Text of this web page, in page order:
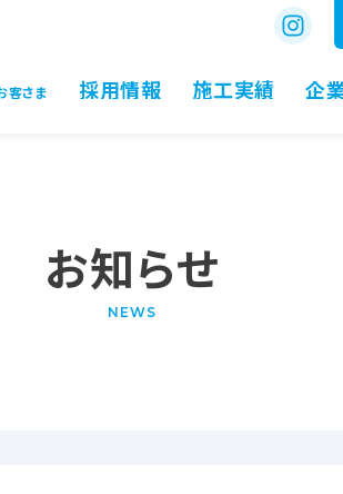
客さま 採用情報 施工実績 企
お知らせ
NEWS